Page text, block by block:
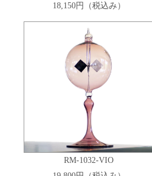
18,150円（税込み）
RM-1032-VIO